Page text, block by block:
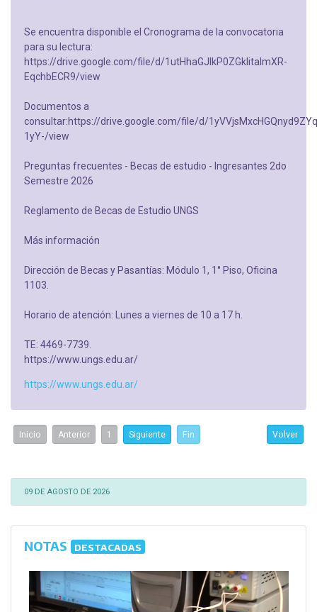
Se encuentra disponible el Cronograma de la convocatoria
para su lectura:
https://drive.google.com/file/d/1utHhaGJIkP0ZGklitaImXR-
EqchbECR9/view
Documentos a
consultar:https://drive.google.com/file/d/
1yY-/view
Preguntas frecuentes - Becas de estudio - Ingresantes 2do
Semestre 2026
Reglamento de Becas de Estudio UNGS
Más información
Dirección de Becas y Pasantías: Módulo 1, 1° Piso, Oficina
1103.
Horario de atención: Lunes a viernes de 10 a 17 h.
TE: 4469-7739.
https://www.ungs.edu.ar/
https://www.ungs.edu.ar/
Inicio Anterior 1 Siguiente Fin Volver
09 DE AGOSTO DE 2026
NOTAS DESTACADAS